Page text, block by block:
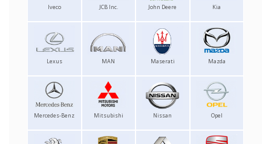
Iveco JCB Inc. John Deere Kia
Lexus MAN Maserati Mazda
Mercedes-Benz Mitsubishi Nissan Opel